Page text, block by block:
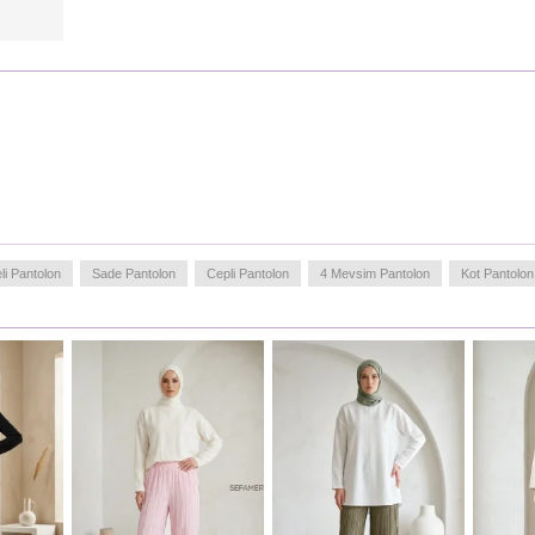
Pantolon Sade Pantolon Cepli Pantolon 4 Mevsim Pantolon Kot Pantolon